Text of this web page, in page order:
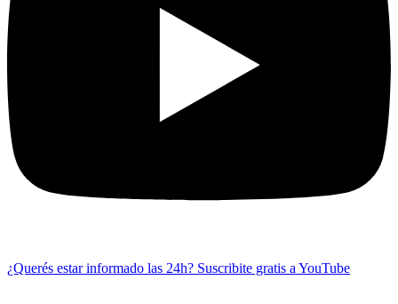
¿Querés estar informado las 24h? Suscribite gratis a YouTube